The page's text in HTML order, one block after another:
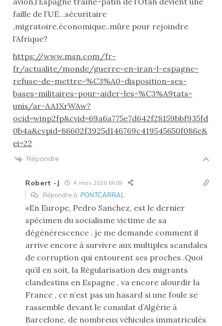
faille de l’UE…sécuritaire
,migratoire,économique..mûre pour rejoindre
l’Afrique?
https://www.msn.com/fr-
fr/actualite/monde/guerre-en-iran-l-espagne-
refuse-de-mettre-%C3%A0-disposition-ses-
bases-militaires-pour-aider-les-%C3%A9tats-
unis/ar-AA1XrWAw?
ocid=winp2fp&cvid=69a6a775e7d642f28159bbf935fd
0b4a&cvpid=86602f3925d146769c419545650f086e&
ei=22
Répondre
Robert -J 4 mars 2026 6h09
Répondre à PONTCARRAL
«En Europe, Pedro Sanchez, est le dernier
spécimen du socialisme victime de sa
dégénérescence . je me demande comment il
arrive encore à survivre aux multiples scandales
de corruption qui entourent ses proches .Quoi
qu’il en soit, la Régularisation des migrants
clandestins en Espagne , va encore alourdir la
France , ce n’est pas un hasard si une foule se
rassemble devant le consulat d’Algérie à
Barcelone, de nombreux véhicules immatriculés